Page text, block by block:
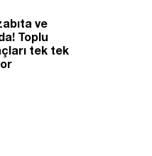
ve
Toplu
tek tek